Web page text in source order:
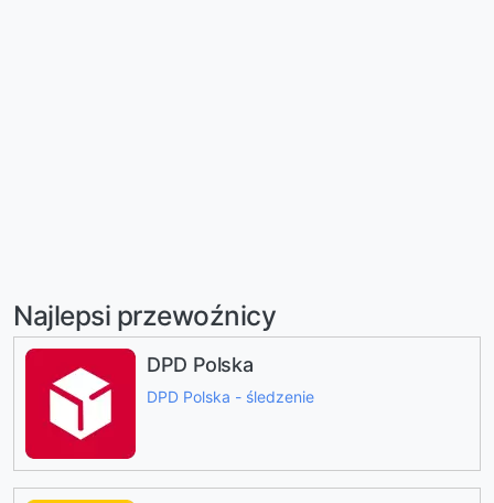
Najlepsi przewoźnicy
DPD Polska
DPD Polska - śledzenie